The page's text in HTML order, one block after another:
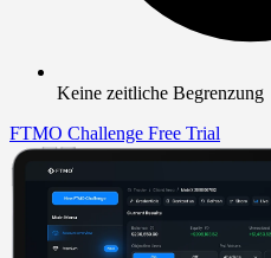
Keine zeitliche Begrenzung
FTMO Challenge Free Trial